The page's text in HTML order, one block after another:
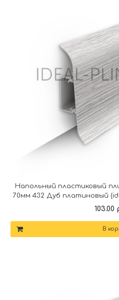
Напольный пластиковый
70мм 432 Дуб платиновый
103.00
В